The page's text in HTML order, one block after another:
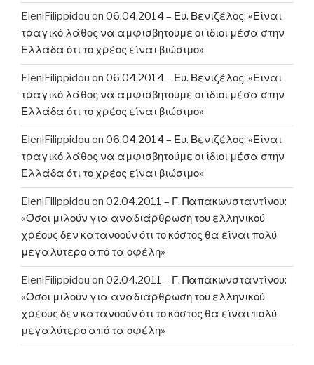
EleniFilippidou on 06.04.2014 – Ευ. Βενιζέλος: «Είναι
τραγικό λάθος να αμφισβητούμε οι ίδιοι μέσα στην
Ελλάδα ότι το χρέος είναι βιώσιμο»
EleniFilippidou on 06.04.2014 – Ευ. Βενιζέλος: «Είναι
τραγικό λάθος να αμφισβητούμε οι ίδιοι μέσα στην
Ελλάδα ότι το χρέος είναι βιώσιμο»
EleniFilippidou on 06.04.2014 – Ευ. Βενιζέλος: «Είναι
τραγικό λάθος να αμφισβητούμε οι ίδιοι μέσα στην
Ελλάδα ότι το χρέος είναι βιώσιμο»
EleniFilippidou on 02.04.2011 – Γ. Παπακωνσταντίνου:
«Όσοι μιλούν για αναδιάρθρωση του ελληνικού
χρέους δεν κατανοούν ότι το κόστος θα είναι πολύ
μεγαλύτερο από τα οφέλη»
EleniFilippidou on 02.04.2011 – Γ. Παπακωνσταντίνου:
«Όσοι μιλούν για αναδιάρθρωση του ελληνικού
χρέους δεν κατανοούν ότι το κόστος θα είναι πολύ
μεγαλύτερο από τα οφέλη»